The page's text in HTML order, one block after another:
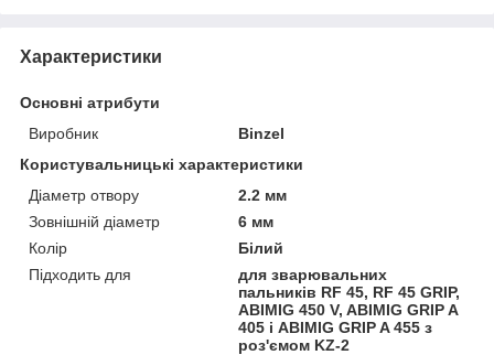
Характеристики
Основні атрибути
Виробник
Binzel
Користувальницькі характеристики
Діаметр отвору
2.2 мм
Зовнішній діаметр
6 мм
Колір
Білий
Підходить для
для зварювальних
пальників RF 45, RF 45 GRIP,
ABIMIG 450 V, ABIMIG GRIP A
405 і ABIMIG GRIP A 455 з
роз'ємом KZ-2